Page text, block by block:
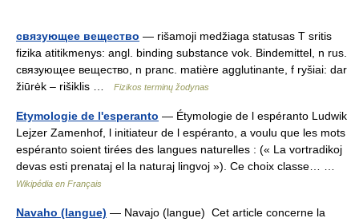
связующее вещество — rišamoji medžiaga statusas T sritis
fizika atitikmenys: angl. binding substance vok. Bindemittel, n rus.
связующее вещество, n pranc. matière agglutinante, f ryšiai: dar
žiūrėk – rišiklis …
Fizikos terminų žodynas
Etymologie de l'esperanto — Étymologie de l espéranto Ludwik
Lejzer Zamenhof, l initiateur de l espéranto, a voulu que les mots
espéranto soient tirées des langues naturelles : (« La vortradikoj
devas esti prenataj el la naturaj lingvoj »). Ce choix classe… …
Wikipédia en Français
Navaho (langue) — Navajo (langue) Cet article concerne la